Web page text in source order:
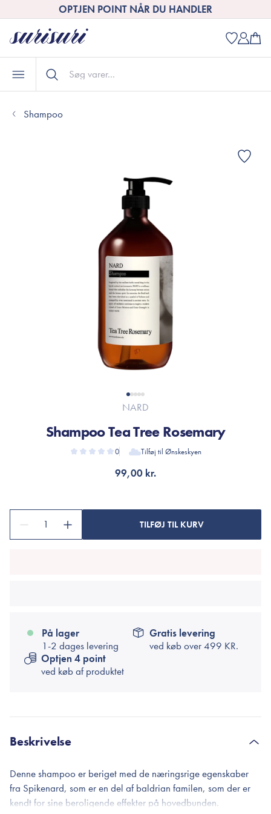
OPTJEN POINT NÅR DU HANDLER
Shampoo
NARD
Shampoo Tea Tree Rosemary
0 Tilføj til Ønskeskyen
99,00 kr.
1 TILFØJ TIL KURV
På lager
1-2 dages levering
Gratis levering
ved køb over499 KR.
Optjen 4 point
ved køb af produktet
Beskrivelse
Denne shampoo er beriget med de næringsrige egenskaber
fra Spikenard, som er en del af baldrian familen, som der er
kendt for sine beroligende effekter på hovedbunden.